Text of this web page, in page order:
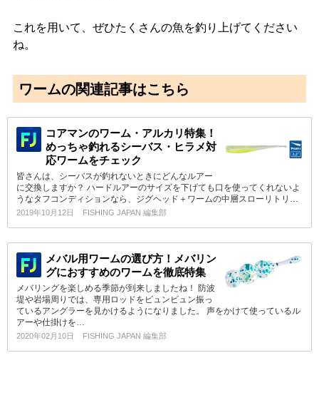
これを用いて、ぜひたくさんの魚を釣り上げてください
ね。
ワームの関連記事はこちら
コアマンのワーム・アルカリ特集！
めっちゃ釣れるシーバス・ヒラメ対
応ワームをチェック
皆さんは、シーバスが釣れないときにどんなルアー
に交換しますか？ ハードルアーのサイズを下げても口を使ってくれないよ
うなタフコンディションなら、ジグヘッド＋ワームの中層スローリトリ…
2019年10月12日 FISHING JAPAN 編集部
メバル用ワームの選び方！メバリン
グにおすすめのワームを徹底特集
メバリングを楽しめる季節が到来しましたね！ 防波
堤や岩場周りでは、専用ロッドをビュンビュン振っ
ているアングラーを見かけるようになりました。 声をかけて使っているル
アーや仕掛けを…
2020年02月10日 FISHING JAPAN 編集部